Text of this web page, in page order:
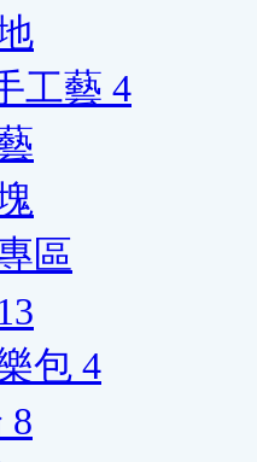
工藝 4
區
包 4
8